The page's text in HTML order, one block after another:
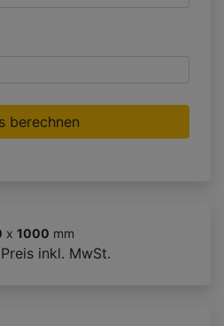
berechnen
x 1000 mm
Preis inkl. MwSt.